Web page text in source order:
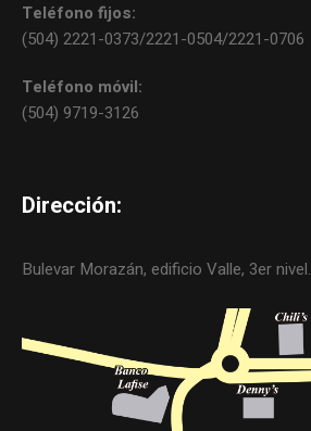
Teléfono fijos:
(504) 2221-0373/2221-0504/2221-0706
Teléfono móvil:
(504) 9719-3126
Dirección:
Bulevar Morazán, edificio Valle, 3er nivel.